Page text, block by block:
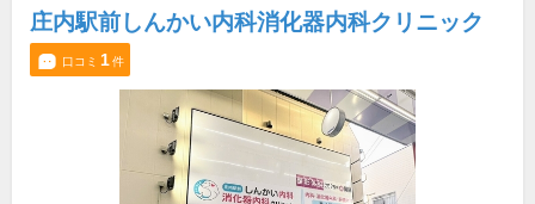
庄内駅前しんかい内科消化器内科クリニック
口コミ 1件